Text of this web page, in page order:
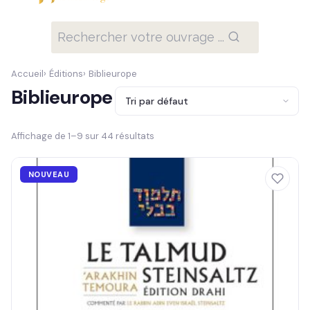
Rechercher votre ouvrage ...
Accueil Éditions Biblieurope
Biblieurope
Affichage de 1–9 sur 44 résultats
NOUVEAU